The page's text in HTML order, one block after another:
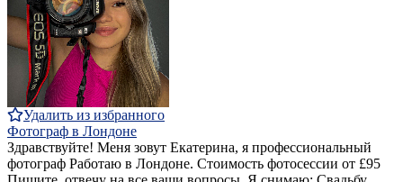
Удалить из избранного
Фотограф в Лондоне
Здравствуйте! Меня зовут Екатерина, я профессиональный
фотограф Работаю в Лондоне. Стоимость фотосессии от £95